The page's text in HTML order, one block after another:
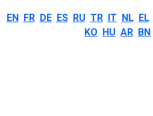
EN FR DE ES RU TR IT NL EL
KO HU AR BN